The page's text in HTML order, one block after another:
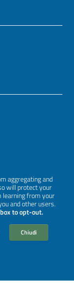
aggregating and
will protect your
learning from your
and other users.
to opt-out.
Chiudi